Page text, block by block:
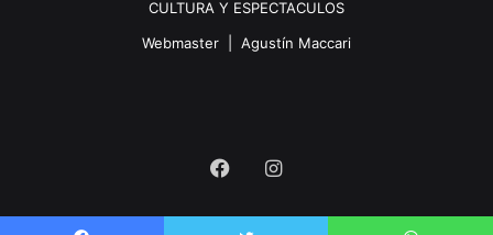
CULTURA Y ESPECTACULOS
Webmaster | Agustín Maccari